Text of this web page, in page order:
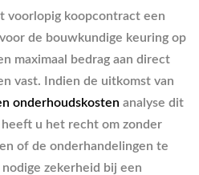
voorlopig koopcontract een
de bouwkundige keuring op
maximaal bedrag aan direct
vast. Indien de uitkomst van
onderhoudskosten analyse dit
u het recht om zonder
of de onderhandelingen te
zekerheid bij een